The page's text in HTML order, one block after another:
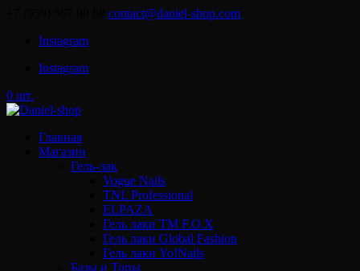
contact@daniel-shop.com
Instagram
Instagram
0 шт.
Главная
Магазин
Гель-лак
Vogue Nails
TNL Professional
ELPAZA
Гель лаки ТМ F.O.X
Гель лаки Global Fashion
Гель лаки Yo!Nails
Базы и Топы